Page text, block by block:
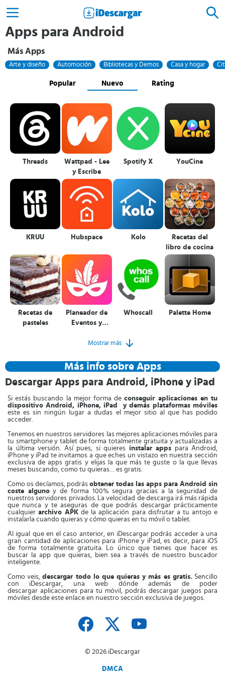
Apps para Android
Más Apps
Arte y diseño Automoción Bibliotecas y Demos Casa y hogar
Popular Nuevo Rating
Threads
Wattpad - Lee
y Escribe
Spotify X YouCine
KRUU Hubspace Kolo
Recetas del
libro de cocina
Recetas de
pasteles
Planeador de
Eventos y
Whoscall Palette Home
Mostrar más
Más info sobre Apps
Descargar Apps para Android, iPhone y iPad
Si estás buscando la mejor forma deconseguir aplicaciones en tu
dispositivo Android, iPhone, iPad y demás plataformas móviles
este es sin ningún lugar a dudas el mejor sitio al que has podido
acceder.
Tenemos en nuestros servidores las mejores aplicaciones móviles para
tu smartphone y tablet de forma totalmente gratuita y actualizadas a
la última versión. Así pues, si quieres instalar apps para Android,
iPhone y iPad te invitamos a que eches un vistazo en nuestra sección
exclusiva de apps gratis y elijas la que más te guste o la que llevas
meses buscando, como tu quieras… es gratis.
Como os decíamos, podrás obtener todas las apps para Android sin
coste algunoy de forma 100% segura gracias a la seguridad de
nuestros servidores privados. La velocidad de descarga irá más rápida
que nunca y te aseguras de que podrás descargar prácticamente
cualquierarchivo APK de la aplicación para disfrutar a tu antojo e
instalarla cuando quieras y cómo quieras en tu móvil o tablet.
Al igual que en el caso anterior, en iDescargar podrás acceder a una
gran cantidad de aplicaciones para iPhone y iPad, es decir, para iOS
de forma totalmente gratuita. Lo único que tienes que hacer es
buscar la app que quieras, bien sea a través de nuestro buscador
inteligente.
Como veis,descargar todo lo que quieras y más es gratis. Sencillo
con iDescargar, una web dónde además de poder
descargar aplicaciones para tu móvil, podrás descargar juegos para
móviles desde este enlace en nuestro sección exclusiva de juegos.
© 2026 iDescargar
DMCA